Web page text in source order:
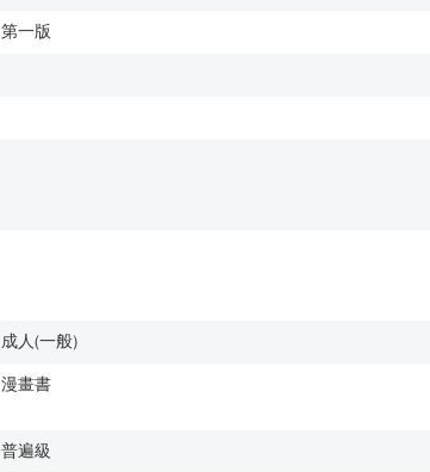
第一版
成人(一般)
漫畫書
普遍級